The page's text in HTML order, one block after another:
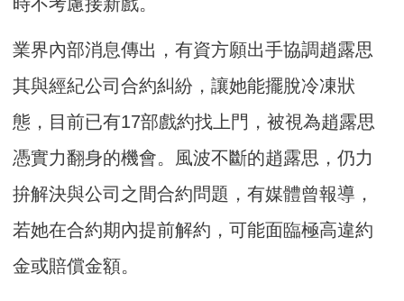
時不考慮接新戲。
業界內部消息傳出，有資方願出手協調趙露思
其與經紀公司合約糾紛，讓她能擺脫冷凍狀
態，目前已有17部戲約找上門，被視為趙露思
憑實力翻身的機會。風波不斷的趙露思，仍力
拚解決與公司之間合約問題，有媒體曾報導，
若她在合約期內提前解約，可能面臨極高違約
金或賠償金額。